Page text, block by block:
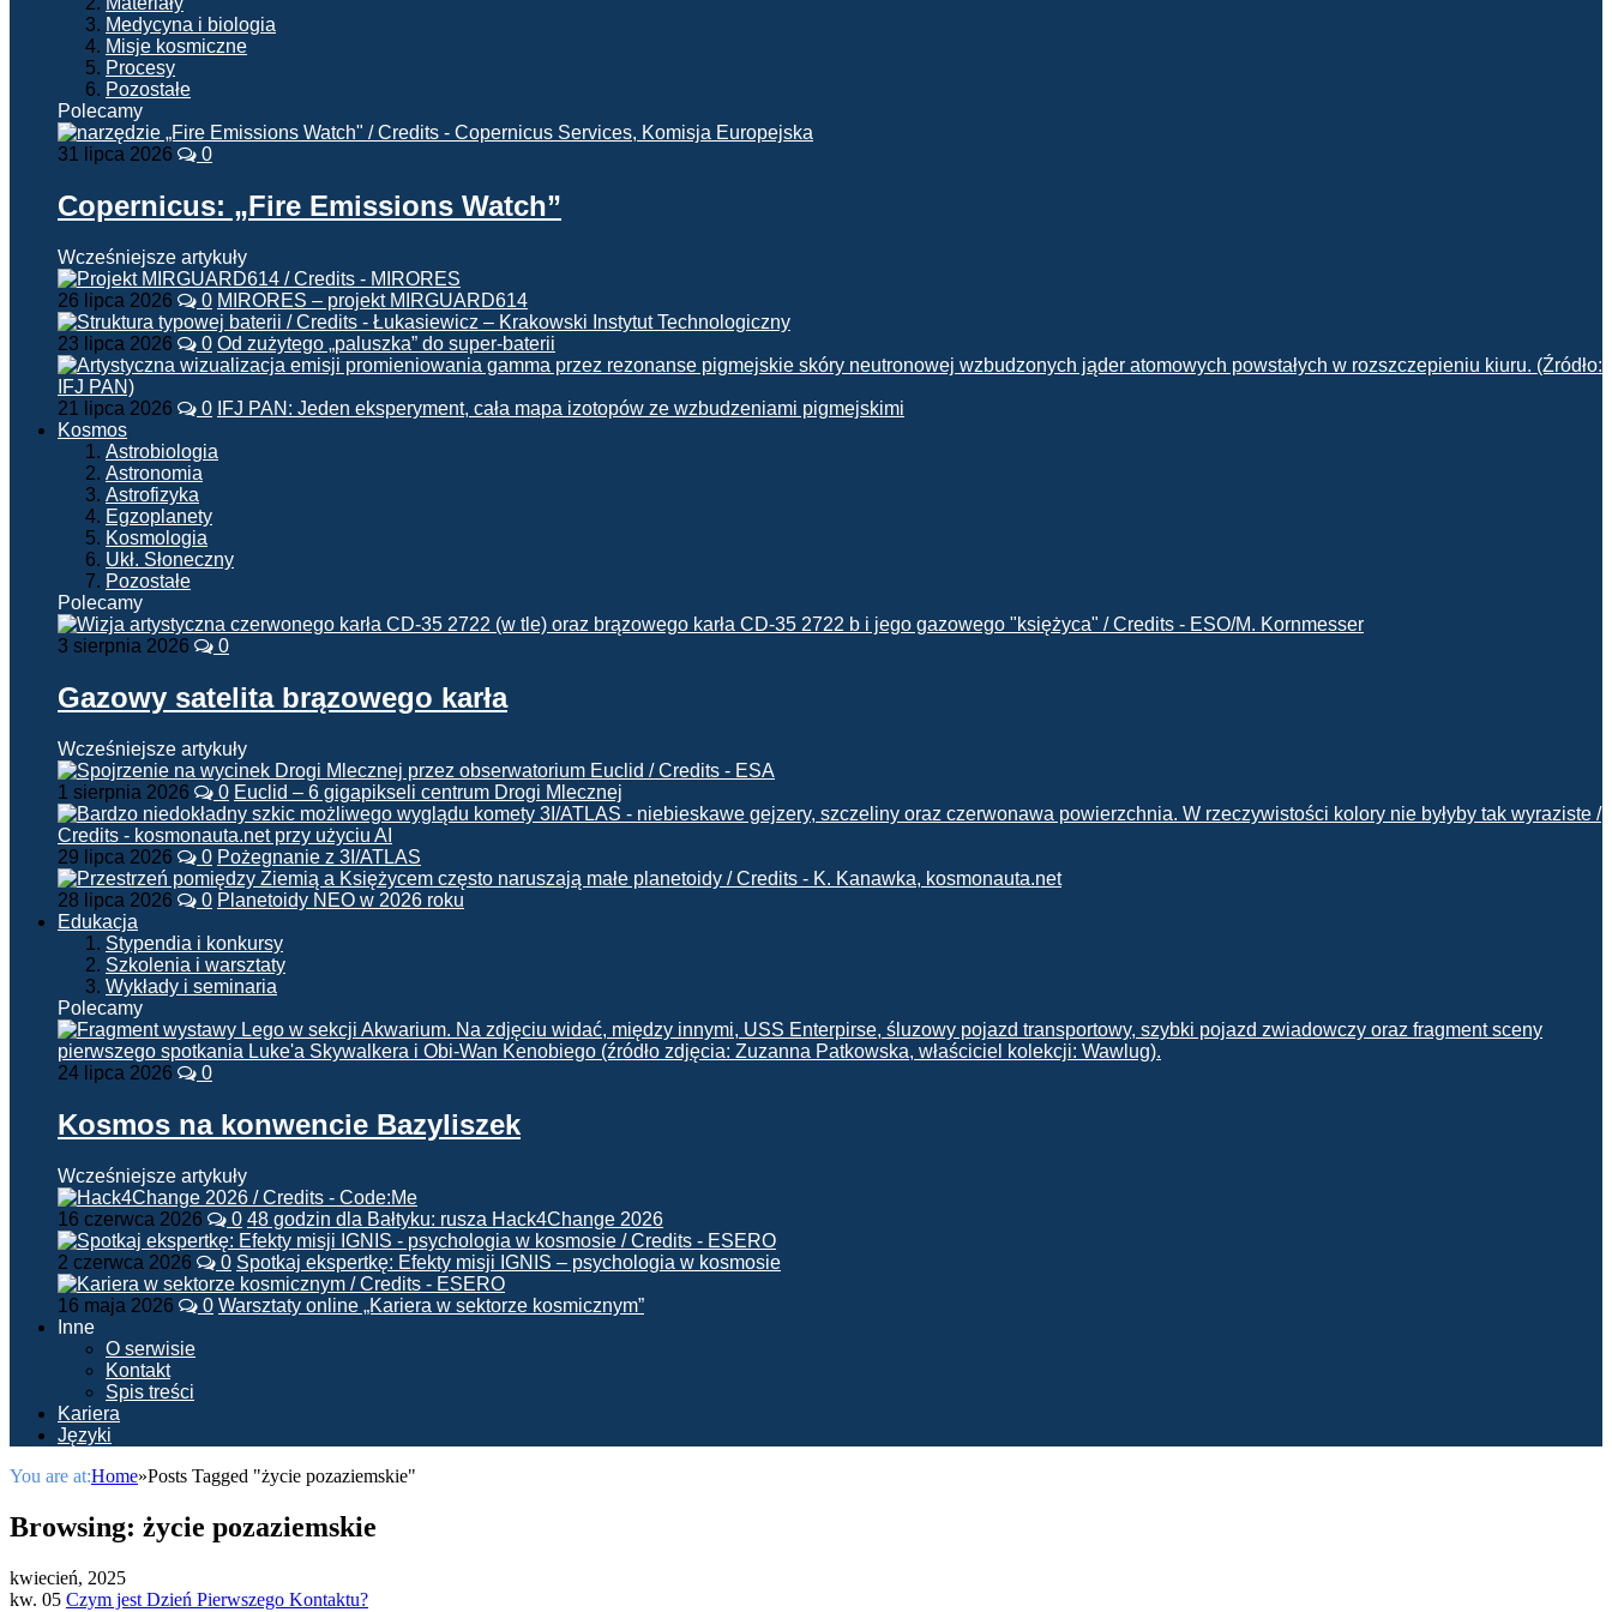
Medycyna i biologia
Misje kosmiczne
Procesy
Pozostałe
Polecamy
31 lipca 2026 0
Copernicus: „Fire Emissions Watch”
Wcześniejsze artykuły
26 lipca 2026 0 MIRORES – projekt MIRGUARD614
23 lipca 2026 0 Od zużytego „paluszka” do super-baterii
21 lipca 2026 0 IFJ PAN: Jeden eksperyment, cała mapa izotopów ze wzbudzeniami pigmejskimi
Kosmos
Astrobiologia
Astronomia
Astrofizyka
Egzoplanety
Kosmologia
Ukł. Słoneczny
Pozostałe
Polecamy
3 sierpnia 2026 0
Gazowy satelita brązowego karła
Wcześniejsze artykuły
1 sierpnia 2026 0 Euclid – 6 gigapikseli centrum Drogi Mlecznej
29 lipca 2026 0 Pożegnanie z 3I/ATLAS
28 lipca 2026 0 Planetoidy NEO w 2026 roku
Edukacja
Stypendia i konkursy
Szkolenia i warsztaty
Wykłady i seminaria
Polecamy
24 lipca 2026 0
Kosmos na konwencie Bazyliszek
Wcześniejsze artykuły
16 czerwca 2026 0 48 godzin dla Bałtyku: rusza Hack4Change 2026
2 czerwca 2026 0 Spotkaj ekspertkę: Efekty misji IGNIS – psychologia w kosmosie
16 maja 2026 0 Warsztaty online „Kariera w sektorze kosmicznym”
Inne
O serwisie
Kontakt
Spis treści
Kariera
Języki
You are at:Home»Posts Tagged "życie pozaziemskie"
Browsing: życie pozaziemskie
kwiecień, 2025
kw. 05 Czym jest Dzień Pierwszego Kontaktu?